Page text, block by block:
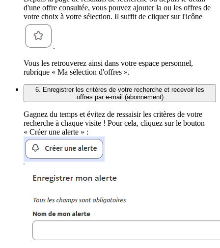
d'une offre consultée, vous pouvez ajouter la ou les offres de
votre choix à votre sélection. Il suffit de cliquer sur l'icône
.
Vous les retrouverez ainsi dans votre espace personnel,
rubrique « Ma sélection d'offres ».
6. Enregistrer les critères de votre recherche et recevoir les
offres par e-mail (abonnement)
Gagnez du temps et évitez de ressaisir les critères de votre
recherche à chaque visite ! Pour cela, cliquez sur le bouton
« Créer une alerte » :